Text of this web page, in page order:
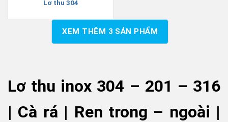
Lơ thu 304
XEM THÊM 3SẢN PHẨM
Lơ thu inox 304 – 201 – 316
| Cà rá | Ren trong – ngoài |